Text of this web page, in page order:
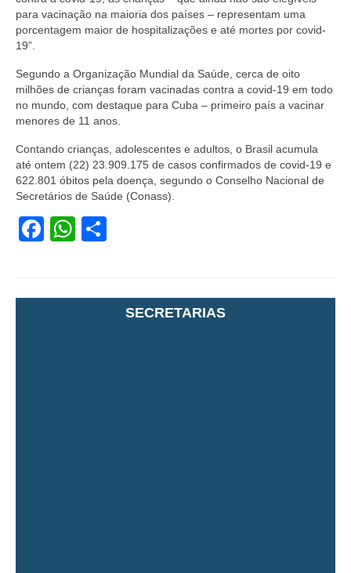
para vacinação na maioria dos países – representam uma
porcentagem maior de hospitalizações e até mortes por covid-
19”.
Segundo a Organização Mundial da Saúde, cerca de oito
milhões de crianças foram vacinadas contra a covid-19 em todo
no mundo, com destaque para Cuba – primeiro país a vacinar
menores de 11 anos.
Contando crianças, adolescentes e adultos, o Brasil acumula
até ontem (22) 23.909.175 de casos confirmados de covid-19 e
622.801 óbitos pela doença, segundo o Conselho Nacional de
Secretários de Saúde (Conass).
Facebook
WhatsApp
SECRETARIAS